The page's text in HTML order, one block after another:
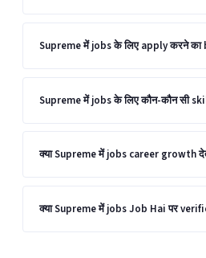
Supreme में jobs के लिए apply करने का
Supreme में jobs के लिए कौन-कौन सी
क्या Supreme में jobs career growth
क्या Supreme में jobs Job Hai पर